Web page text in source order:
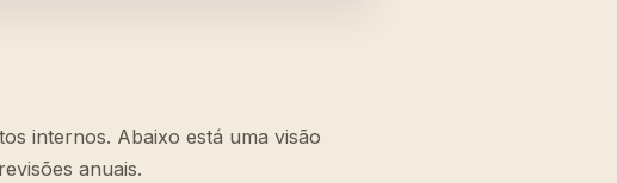
internos. Abaixo está uma visão
anuais.